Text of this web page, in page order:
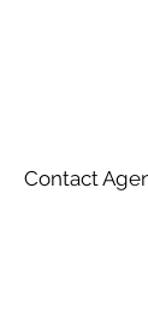
Contact